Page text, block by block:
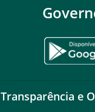
Transparência e